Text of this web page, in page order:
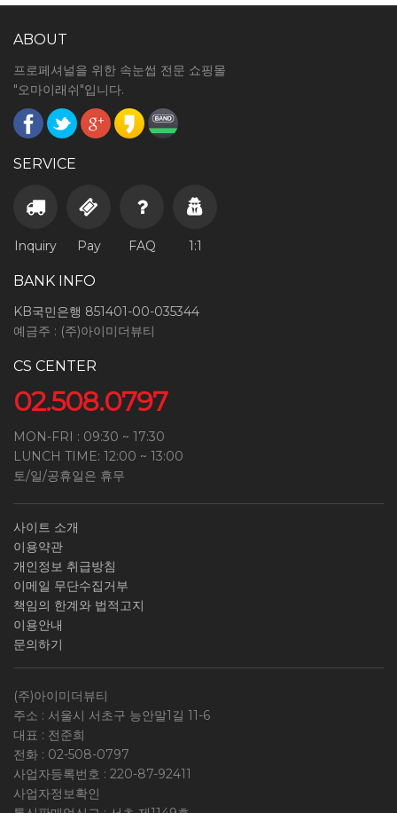
ABOUT
프로페셔널을 위한 속눈썹 전문 쇼핑몰
"오마이래쉬"입니다.
SERVICE
Inquiry Pay FAQ 1:1
BANK INFO
KB국민은행 851401-00-035344
예금주 : (주)아이미더뷰티
CS CENTER
02.508.0797
MON-FRI : 09:30 ~ 17:30
LUNCH TIME: 12:00 ~ 13:00
토/일/공휴일은 휴무
사이트 소개
이용약관
개인정보 취급방침
이메일 무단수집거부
책임의 한계와 법적고지
이용안내
문의하기
(주)아이미더뷰티
주소 : 서울시 서초구 능안말1길 11-6
대표 : 전준희
전화 : 02-508-0797
사업자등록번호 : 220-87-92411
사업자정보확인